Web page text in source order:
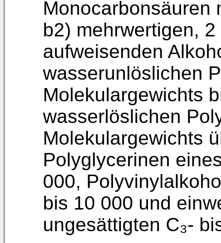
Monocarbonsäuren
b2) mehrwertigen,
aufweisenden
wasserunlöslichen
Molekulargewichts
wasserlöslichen
Molekulargewichts
Polyglycerinen
000,
bis 10 000 und
ungesättigten C₃-